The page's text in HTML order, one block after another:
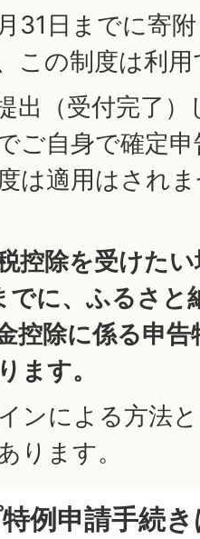
31日までに寄
この制度は利
出（受付完了
ご自身で確定
は適用はされ
控除を受けた
でに、ふるさと
控除に係る申
ます。
ンによる方法
ります。
例申請手続